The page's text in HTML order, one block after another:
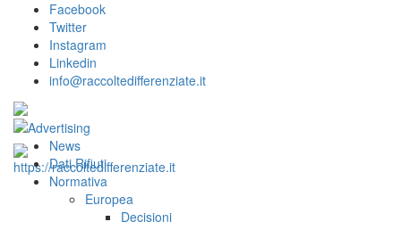
Facebook
Twitter
Instagram
Linkedin
info@raccoltedifferenziate.it
News
Dati Rifiuti
Normativa
Europea
Decisioni